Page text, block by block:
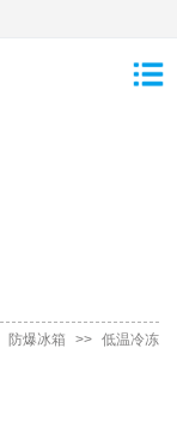
防爆冰箱 >> 低温冷冻